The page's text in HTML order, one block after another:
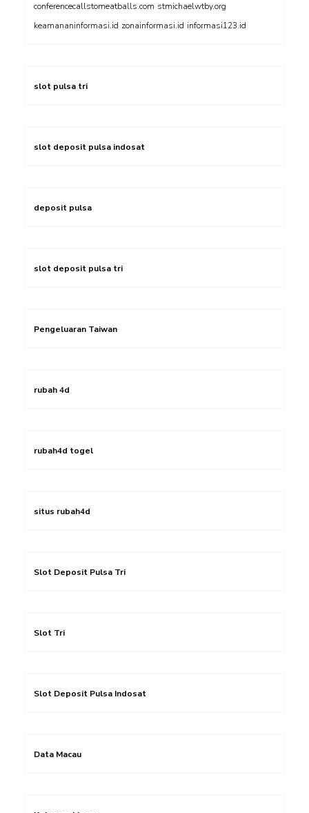
conferencecallstomeatballs.com stmichaelwtby.org
keamananinformasi.id zonainformasi.id informasi123.id
slot pulsa tri
slot deposit pulsa indosat
deposit pulsa
slot deposit pulsa tri
Pengeluaran Taiwan
rubah 4d
rubah4d togel
situs rubah4d
Slot Deposit Pulsa Tri
Slot Tri
Slot Deposit Pulsa Indosat
Data Macau